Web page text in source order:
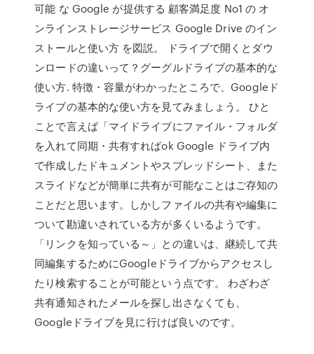
可能 な Google が提供する 顧客満足度 No1 の オ
ンラインストレージサービス Google Drive のイン
ストールと使い方 を図説。 ドライブで開くとダウ
ンロードの違いって？グーグルドライブの基本的な
使い方. 特徴・容量がわかったところで、Googleド
ライブの基本的な使い方を見てみましょう。 ひと
ことで言えば「マイドライブにファイル・フォルダ
を入れて同期・共有すればok Google ドライブ内
で作成したドキュメントやスプレッドシート、また
スライドなどが簡単に共有が可能なことはご存知の
ことだと思います。しかしファイルの共有や編集に
ついて勘違いされている方が多くいるようです。
「リンクを知っている～」との違いは、継続して共
同編集するためにGoogleドライブからアクセスし
たり検索することが可能という点です。 わざわざ
共有通知されたメールを探し出さなくても、
Googleドライブを見に行けば良いのです。